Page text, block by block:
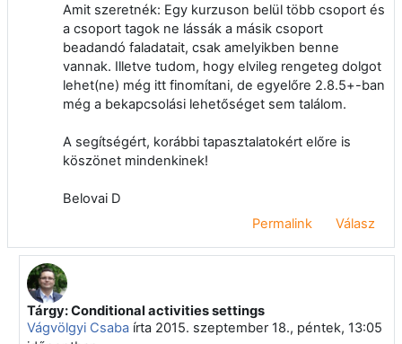
Amit szeretnék: Egy kurzuson belül több csoport és
a csoport tagok ne lássák a másik csoport
beadandó faladatait, csak amelyikben benne
vannak. Illetve tudom, hogy elvileg rengeteg dolgot
lehet(ne) még itt finomítani, de egyelőre 2.8.5+-ban
még a bekapcsolási lehetőséget sem találom.
A segítségért, korábbi tapasztalatokért előre is
köszönet mindenkinek!
Belovai D
Permalink
Válasz
Válasz erre: Belovai Dénes
Tárgy: Conditional activities settings
Vágvölgyi Csabaírta 2015. szeptember 18., péntek, 13:05